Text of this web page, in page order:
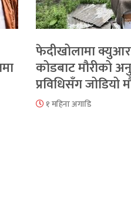
फेदीखोलामा क्युआर
कोडबाट मौरीको
प्रविधिसँग जोडियो
१ महिना अगाडि